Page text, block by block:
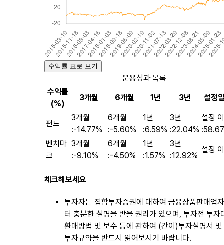
수익률 표로 보기
운용성과 목록
수익률
(%)
3개월 6개월 1년 3년 설정
펀드
3개월
:-14.77%
6개월
:-5.60%
1년
:6.59%
3년
:22.04%
설정
:
벤치마
크
3개월
:-9.10%
6개월
:-4.50%
1년
:1.57%
3년
:12.92%
설정
체크해보세요
투자자는 집합투자증권에 대하여 금융상품판매업
터 충분한 설명을 받을 권리가 있으며, 투자전 투자
환매방법 및 보수 등에 관하여 (간이)투자설명서
투자규약을 반드시 읽어보시기 바랍니다.